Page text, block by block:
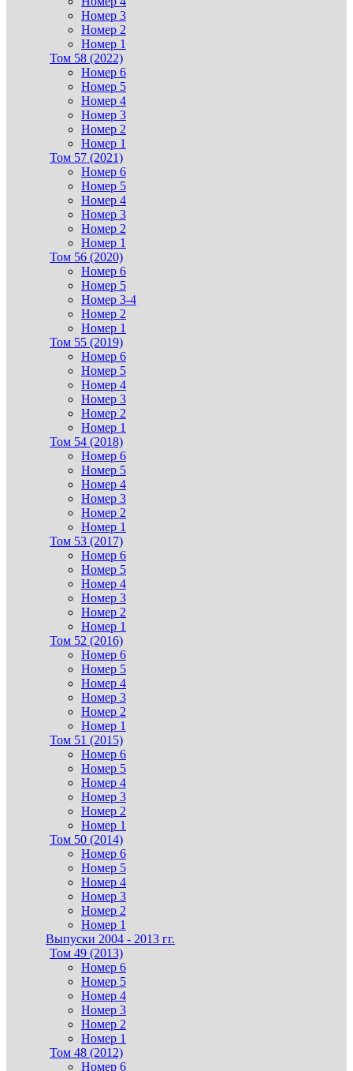
Номер 3
Номер 2
Номер 1
Том 58 (2022)
Номер 6
Номер 5
Номер 4
Номер 3
Номер 2
Номер 1
Том 57 (2021)
Номер 6
Номер 5
Номер 4
Номер 3
Номер 2
Номер 1
Том 56 (2020)
Номер 6
Номер 5
Номер 3-4
Номер 2
Номер 1
Том 55 (2019)
Номер 6
Номер 5
Номер 4
Номер 3
Номер 2
Номер 1
Том 54 (2018)
Номер 6
Номер 5
Номер 4
Номер 3
Номер 2
Номер 1
Том 53 (2017)
Номер 6
Номер 5
Номер 4
Номер 3
Номер 2
Номер 1
Том 52 (2016)
Номер 6
Номер 5
Номер 4
Номер 3
Номер 2
Номер 1
Том 51 (2015)
Номер 6
Номер 5
Номер 4
Номер 3
Номер 2
Номер 1
Том 50 (2014)
Номер 6
Номер 5
Номер 4
Номер 3
Номер 2
Номер 1
Выпуски 2004 - 2013 гг.
Том 49 (2013)
Номер 6
Номер 5
Номер 4
Номер 3
Номер 2
Номер 1
Том 48 (2012)
Номер 6